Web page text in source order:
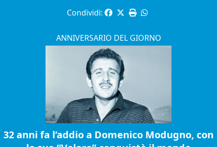
Condividi:
ANNIVERSARIO DEL GIORNO
32 anni fa l’addio a Domenico Modugno, con